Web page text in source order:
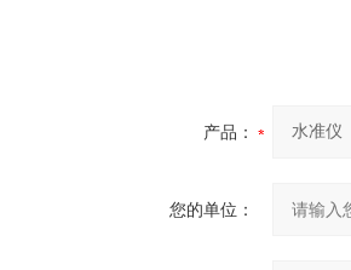
产品：
您的单位：